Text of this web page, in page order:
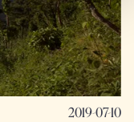
2019-07-10